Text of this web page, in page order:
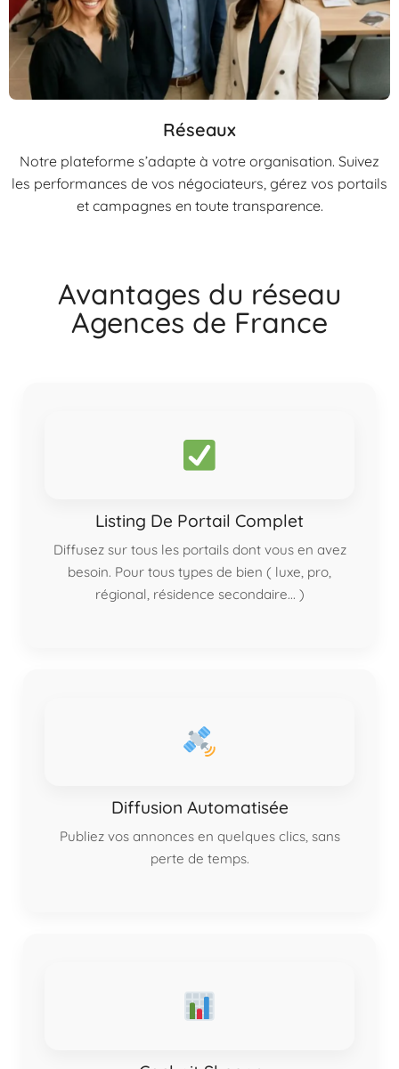
Réseaux
Notre plateforme s’adapte à votre organisation. Suivez
les performances de vos négociateurs, gérez vos portails
et campagnes en toute transparence.
Avantages du réseau
Agences de France
Listing De Portail Complet
Diffusez sur tous les portails dont vous en avez
besoin. Pour tous types de bien ( luxe, pro,
régional, résidence secondaire... )
Diffusion Automatisée
Publiez vos annonces en quelques clics, sans
perte de temps.